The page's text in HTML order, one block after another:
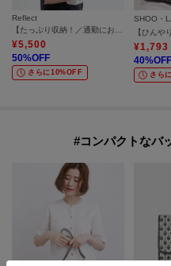
Reflect
¥5,500
50%OFF
さらに10%OFF
SHOO・
¥1,793
40%OFF
さら
#コンパクトなバ